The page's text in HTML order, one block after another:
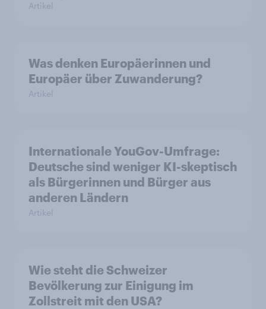
Artikel
Was denken Europäerinnen und
Europäer über Zuwanderung?
Artikel
Internationale YouGov-Umfrage:
Deutsche sind weniger KI-skeptisch
als Bürgerinnen und Bürger aus
anderen Ländern
Artikel
Wie steht die Schweizer
Bevölkerung zur Einigung im
Zollstreit mit den USA?